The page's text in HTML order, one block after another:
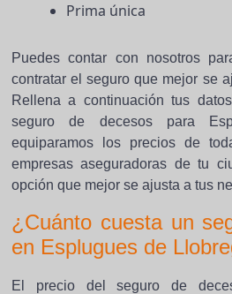
Prima única
Puedes contar con nosotros
contratar el seguro que mejor se
Rellena a continuación tus
seguro de decesos para
equiparamos los precios de
empresas aseguradoras de tu
opción que mejor se ajusta a tus
¿Cuánto cuesta un
en Esplugues de
El precio del seguro de